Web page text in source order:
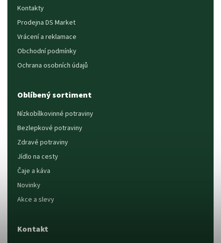
Kontakty
Prodejna DS Market
Vrácení a reklamace
Obchodní podmínky
Ochrana osobních údajů
Oblíbený sortiment
Nízkobílkovinné potraviny
Bezlepkové potraviny
Zdravé potraviny
Jídlo na cesty
Čaje a káva
Novinky
Akce a slevy
Kontakt